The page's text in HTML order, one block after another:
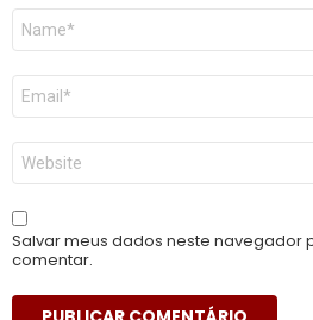
Nome
E-
mail
*
Site
Salvar meus dados neste navegador
comentar.